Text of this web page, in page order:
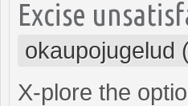
Excise
okaupojugelud
X-plore the